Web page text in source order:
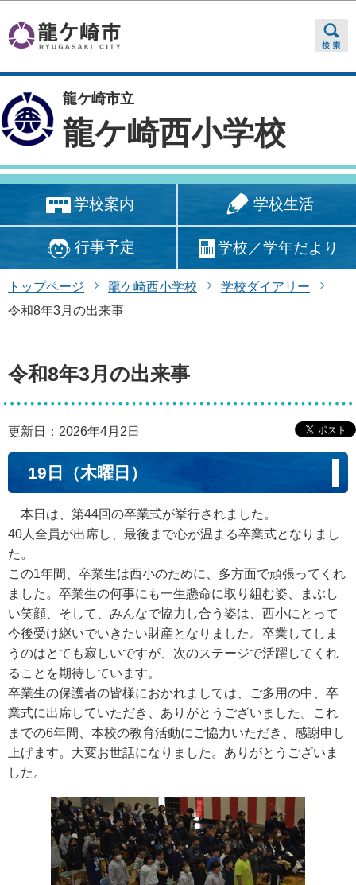
龍ケ崎市立
龍ケ崎西小学校
学校案内 学校生活
行事予定 学校／学年だより
トップページ 龍ケ崎西小学校
学校ダイアリー
令和8年3月の出来事
令和8年3月の出来事
更新日：2026年4月2日
19日（木曜日）
本日は、第44回の卒業式が挙行されました。
40人全員が出席し、最後まで心が温まる卒業式となりまし
た。
この1年間、卒業生は西小のために、多方面で頑張ってくれ
ました。卒業生の何事にも一生懸命に取り組む姿、まぶし
い笑顔、そして、みんなで協力し合う姿は、西小にとって
今後受け継いでいきたい財産となりました。卒業してしま
うのはとても寂しいですが、次のステージで活躍してくれ
ることを期待しています。
卒業生の保護者の皆様におかれましては、ご多用の中、卒
業式に出席していただき、ありがとうございました。これ
までの6年間、本校の教育活動にご協力いただき、感謝申し
上げます。大変お世話になりました。ありがとうございま
した。